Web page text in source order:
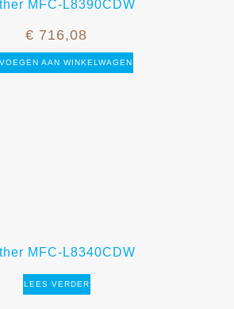
MFC-L8390CDW
€ 716,08
AAN WINKELWAGEN
MFC-L8340CDW
LEES VERDER